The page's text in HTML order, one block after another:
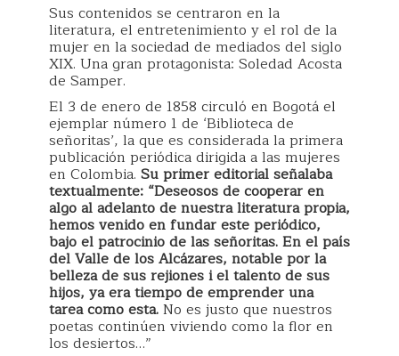
Sus contenidos se centraron en la
literatura, el entretenimiento y el rol de la
mujer en la sociedad de mediados del siglo
XIX. Una gran protagonista: Soledad Acosta
de Samper.
El 3 de enero de 1858 circuló en Bogotá el
ejemplar número 1 de ‘Biblioteca de
señoritas’, la que es considerada la primera
publicación periódica dirigida a las mujeres
en Colombia. Su primer editorial señalaba
textualmente: “Deseosos de cooperar en
algo al adelanto de nuestra literatura propia,
hemos venido en fundar este periódico,
bajo el patrocinio de las señoritas. En el país
del Valle de los Alcázares, notable por la
belleza de sus rejiones i el talento de sus
hijos, ya era tiempo de emprender una
tarea como esta.No es justo que nuestros
poetas continúen viviendo como la flor en
los desiertos…”